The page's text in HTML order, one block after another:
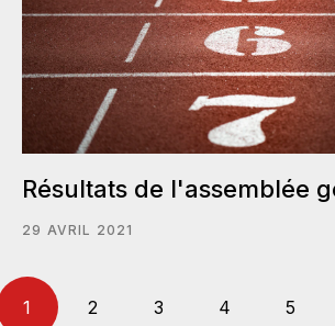
Résultats de l'assemblée
29 AVRIL 2021
1 2 3 4 5